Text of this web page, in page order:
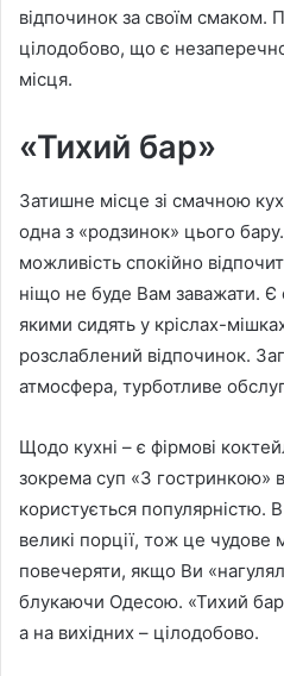
відпочинок за своїм смаком.
цілодобово, що є
місця.
«Тихий бар»
Затишне місце зі смачною
одна з «родзинок» цього
можливість спокійно
ніщо не буде Вам заважати. Є
якими сидять у кріслах-
розслаблений відпочинок.
атмосфера, турботливе
Щодо кухні – є фірмові
зокрема суп «З гостринкою»
користується популярністю.
великі порції, тож це чудове
повечеряти, якщо Ви
блукаючи Одесою. «Тихий
а на вихідних – цілодобово.